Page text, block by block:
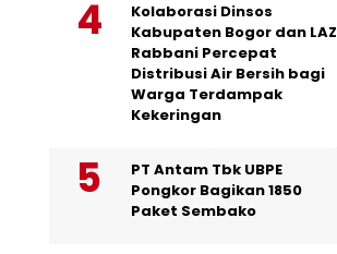
Kolaborasi Dinsos
Kabupaten Bogor dan LAZ
Rabbani Percepat
Distribusi Air Bersih bagi
Warga Terdampak
Kekeringan
PT Antam Tbk UBPE
Pongkor Bagikan 1850
Paket Sembako